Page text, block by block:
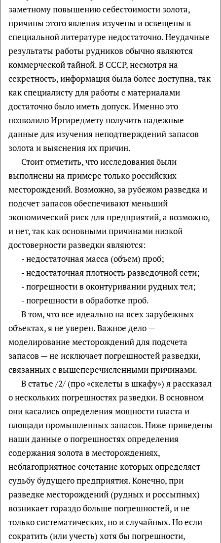
заметному повышению себестоимости золота,
причины этого явления изучены и освещены в
специальной литературе недостаточно. Неудачные
результаты работы рудников обычно являются
коммерческой тайной. В СССР, несмотря на
секретность, информация была более доступна, так
как специалисту для работы с материалами
достаточно было иметь допуск. Именно это
позволило Иргиредмету получить надежные
данные для изучения неподтверждений запасов
золота и выяснения их причин.
Стоит отметить, что исследования были
выполнены на примере только российских
месторождений. Возможно, за рубежом разведка и
подсчет запасов обеспечивают меньший
экономический риск для предприятий, а возможно,
и нет, так как основными причинами низкой
достоверности разведки являются:
- недостаточная масса (объем) проб;
- недостаточная плотность разведочной сети;
- погрешности в оконтуривании рудных тел;
- погрешности в обработке проб.
В том, что все идеально на всех зарубежных
объектах, я не уверен. Важное дело —
моделирование месторождений для подсчета
запасов — не исключает погрешностей разведки,
связанных с вышеперечисленными причинами.
В статье /2/ (про «скелеты в шкафу») я рассказал
о нескольких погрешностях разведки. В основном
они касались определения мощности пласта и
площади промышленных запасов. Ниже приведены
наши данные о погрешностях определения
содержания золота в месторождениях,
неблагоприятное сочетание которых определяет
судьбу будущего предприятия. Конечно, при
разведке месторождений (рудных и россыпных)
возникает гораздо больше погрешностей, и не
только систематических, но и случайных. Но если
сократить (или учесть) хотя бы погрешности,